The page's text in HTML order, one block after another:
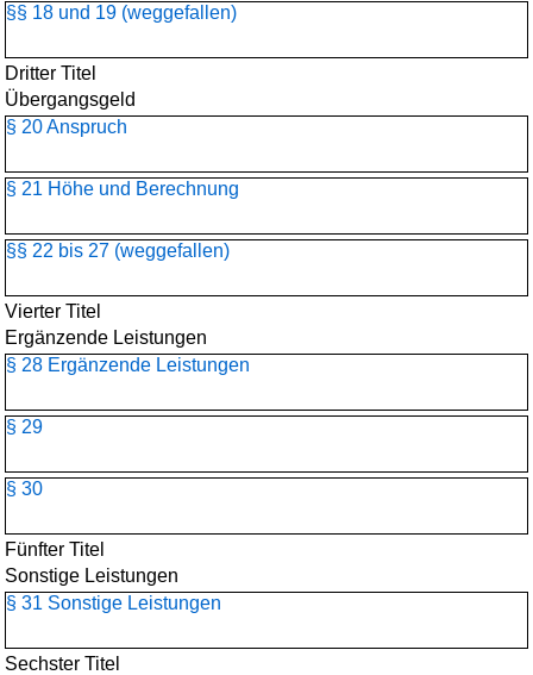
§§ 18 und 19 (weggefallen)
Dritter Titel
Übergangsgeld
§ 20 Anspruch
§ 21 Höhe und Berechnung
§§ 22 bis 27 (weggefallen)
Vierter Titel
Ergänzende Leistungen
§ 28 Ergänzende Leistungen
§ 29
§ 30
Fünfter Titel
Sonstige Leistungen
§ 31 Sonstige Leistungen
Sechster Titel